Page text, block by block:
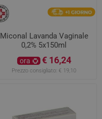
Miconal Lavanda Vaginale
0,2% 5x150ml
ora € 16,24
Prezzo consigliato: € 19,10